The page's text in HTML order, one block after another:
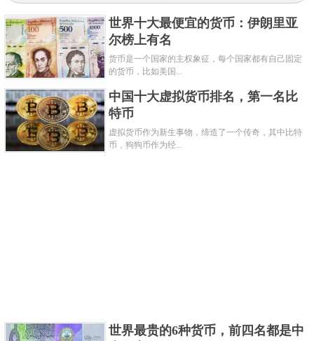
尔，1阿曼里亚尔=17.4028人民币元。
关键字：货币
共3页: 上一页 1 2 3 下一页
世界十大最便宜的货币：伊朗里亚
尔榜上有名
货币是一个国家的主权象征，每个国家都有自己固定
的货币，比如美国...
中国十大虚拟货币排名，第一名比
特币
虚拟货币作为新生事物，缔造了一个传奇，其中比特
币，狗狗币作为经...
世界最贵的6种货币，前四名都是中